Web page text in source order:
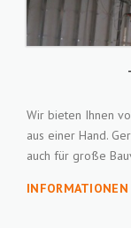
Wir bieten Ihnen
aus einer Hand.
auch für große
INFORMATIONEN